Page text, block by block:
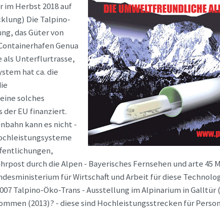
im Herbst 2018 auf
Die Talpino-
das Güter von
Genua
als Unterflurtrasse,
hat ca. die
solches
EU finanziert.
kann es nicht -
durch die Alpen - Bayerisches Fernsehen und arte 45
für Wirtschaft und Arbeit für diese
Talpino-Öko-Trans - Ausstellung im Alpinarium in Galltür
(2013)? - diese sind Hochleistungsstrecken für